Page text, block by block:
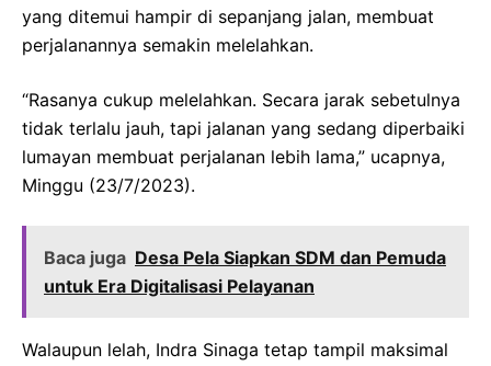
yang ditemui hampir di sepanjang jalan, membuat
perjalanannya semakin melelahkan.
“Rasanya cukup melelahkan. Secara jarak sebetulnya
tidak terlalu jauh, tapi jalanan yang sedang diperbaiki
lumayan membuat perjalanan lebih lama,” ucapnya,
Minggu (23/7/2023).
Baca juga Desa Pela Siapkan SDM dan Pemuda
untuk Era Digitalisasi Pelayanan
Walaupun lelah, Indra Sinaga tetap tampil maksimal